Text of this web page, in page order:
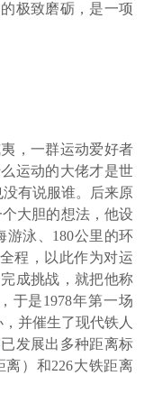
极致磨砺，是一项
，一群运动爱好者
运动的大佬才是世
有说服谁。后来原
大胆的想法，他设
游泳、180公里的环
程，以此作为对运
成挑战，就把他称
于是1978年第一场
并催生了现代铁人
已发展出多种距离标
）和226大铁距离